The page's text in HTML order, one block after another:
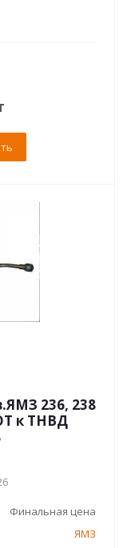
236, 238
к ТНВД
Финальная цена
ЯМЗ